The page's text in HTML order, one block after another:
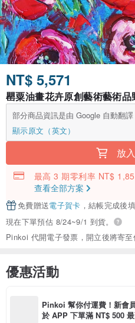
NT$ 5,571
罌粟油畫花卉原創藝術藝術
部分商品資訊是由 Google 自動翻譯
顯示原文（英文）
放
最高 3 期零利率 NT$
查看全部方案
免費贈送電子賀卡 ，結帳完成後
現在下單預估 8/24~9/1 到貨。
Pinkoi 代開電子發票，開立後將寄
優惠活動
Pinkoi 幫你付運費！新會
於 APP 下單滿 NT$ 500